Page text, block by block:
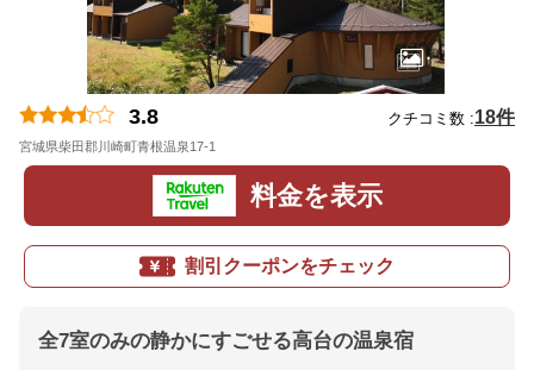
3.8 クチコミ数 :18件
宮城県柴田郡川崎町青根温泉17-1
料金を表示
割引クーポンをチェック
全7室のみの静かにすごせる高台の温泉宿